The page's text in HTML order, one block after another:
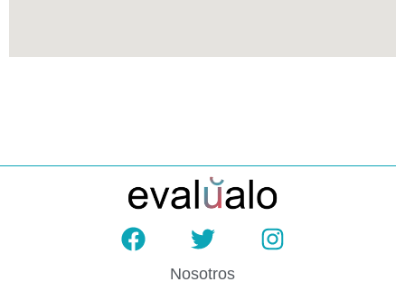
Nosotros